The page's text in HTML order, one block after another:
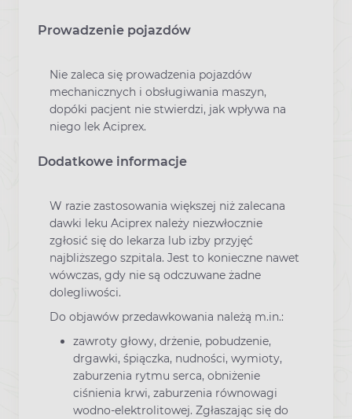
Prowadzenie pojazdów
Nie zaleca się prowadzenia pojazdów
mechanicznych i obsługiwania maszyn,
dopóki pacjent nie stwierdzi, jak wpływa na
niego lek Aciprex.
Dodatkowe informacje
W razie zastosowania większej niż zalecana
dawki leku Aciprex należy niezwłocznie
zgłosić się do lekarza lub izby przyjęć
najbliższego szpitala. Jest to konieczne nawet
wówczas, gdy nie są odczuwane żadne
dolegliwości.
Do objawów przedawkowania należą m.in.:
zawroty głowy, drżenie, pobudzenie,
drgawki, śpiączka, nudności, wymioty,
zaburzenia rytmu serca, obniżenie
ciśnienia krwi, zaburzenia równowagi
wodno-elektrolitowej. Zgłaszając się do